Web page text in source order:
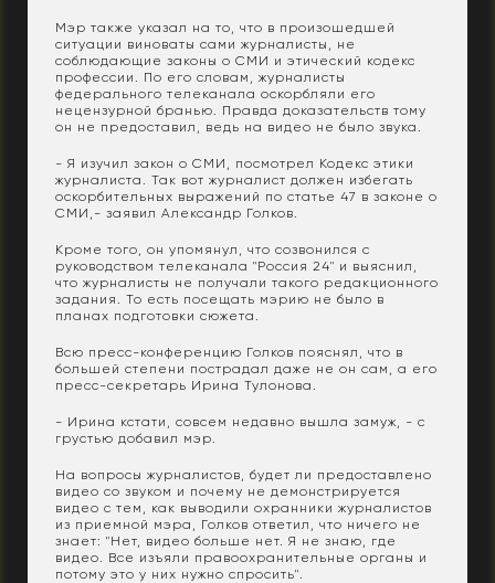
Мэр также указал на то, что в произошедшей
ситуации виноваты сами журналисты, не
соблюдающие законы о СМИ и этический кодекс
профессии. По его словам, журналисты
федерального телеканала оскорбляли его
нецензурной бранью. Правда доказательств тому
он не предоставил, ведь на видео не было звука.
- Я изучил закон о СМИ, посмотрел Кодекс этики
журналиста. Так вот журналист должен избегать
оскорбительных выражений по статье 47 в законе о
СМИ,- заявил Александр Голков.
Кроме того, он упомянул, что созвонился с
руководством телеканала "Россия 24" и выяснил,
что журналисты не получали такого редакционного
задания. То есть посещать мэрию не было в
планах подготовки сюжета.
Всю пресс-конференцию Голков пояснял, что в
большей степени пострадал даже не он сам, а его
пресс-секретарь Ирина Тулонова.
- Ирина кстати, совсем недавно вышла замуж, - с
грустью добавил мэр.
На вопросы журналистов, будет ли предоставлено
видео со звуком и почему не демонстрируется
видео с тем, как выводили охранники журналистов
из приемной мэра, Голков ответил, что ничего не
знает: "Нет, видео больше нет. Я не знаю, где
видео. Все изъяли правоохранительные органы и
потому это у них нужно спросить".